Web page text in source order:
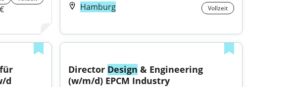
Hamburg
Vollzeit
für
d
Director Design & Engineering
(w/m/d) EPCM Industry